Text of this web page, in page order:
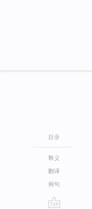
目录
释义
翻译
例句